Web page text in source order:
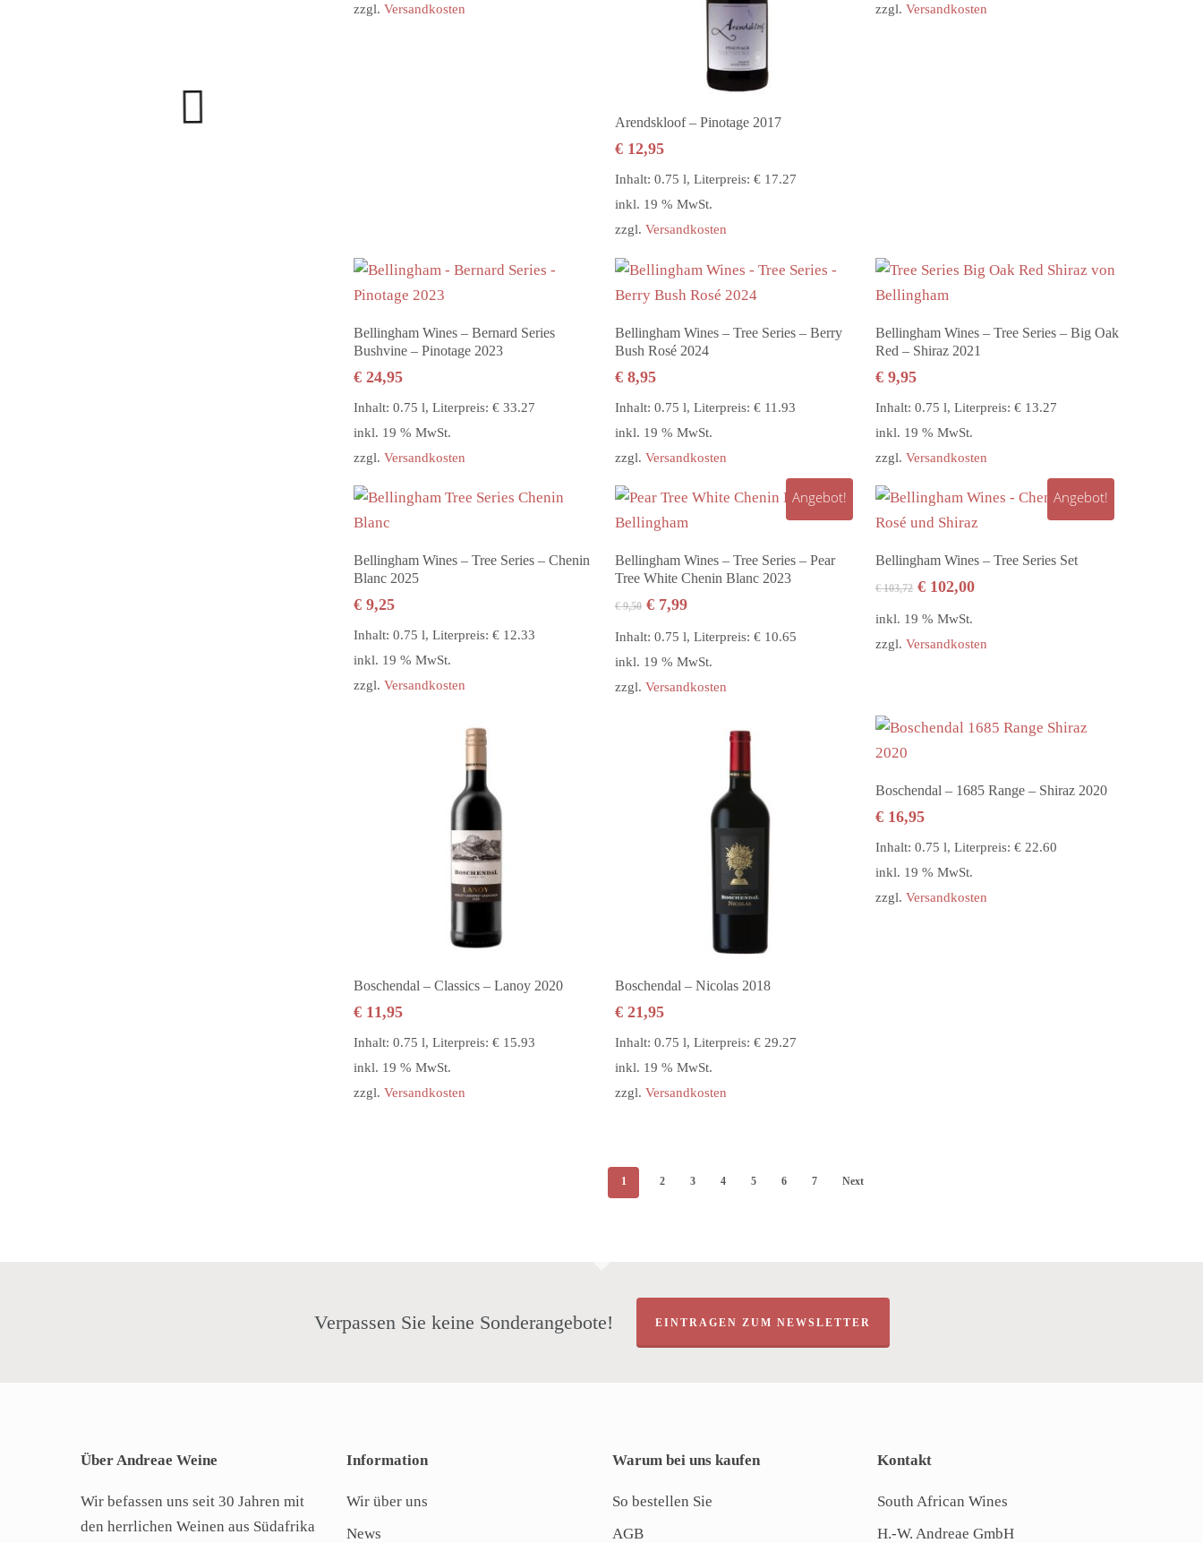
zzgl.Versandkosten
In den Warenkorb
Arendskloof – Pinotage 2017
€12,95
Inhalt: 0.75 l, Literpreis: € 17.27
inkl. 19 % MwSt.
zzgl. Versandkosten
zzgl.Versandkosten
In den Warenkorb
Bellingham Wines – Bernard Series
Bushvine – Pinotage 2023
€ 24,95
Inhalt: 0.75 l, Literpreis: € 33.27
inkl. 19 % MwSt.
zzgl.Versandkosten
In den Warenkorb
Bellingham Wines – Tree Series – Berry
Bush Rosé 2024
€8,95
Inhalt: 0.75 l, Literpreis: € 11.93
inkl. 19 % MwSt.
zzgl. Versandkosten
In den Warenkorb
Bellingham Wines – Tree Series – Big Oak
Red – Shiraz 2021
€ 9,95
Inhalt: 0.75 l, Literpreis: € 13.27
inkl. 19 % MwSt.
zzgl.Versandkosten
In den Warenkorb
Bellingham Wines – Tree Series – Chenin
Blanc 2025
€ 9,25
Inhalt: 0.75 l, Literpreis: € 12.33
inkl. 19 % MwSt.
zzgl.Versandkosten
Angebot!
In den Warenkorb
Bellingham Wines – Tree Series – Pear
Tree White Chenin Blanc 2023
€9,50 Ursprünglicher
war:
€ 9,50
€7,99Aktueller
ist:
€ 7,99.
Inhalt: 0.75 l, Literpreis: € 10.65
inkl. 19 % MwSt.
zzgl. Versandkosten
Angebot!
In den Warenkorb
Bellingham Wines – Tree Series Set
€103,72 Ursprünglicher
war:
€ 103,72
€ 102,00Aktueller
€ 102,00.
inkl. 19 % MwSt.
zzgl.Versandkosten
In den Warenkorb
Boschendal – Classics – Lanoy 2020
€ 11,95
Inhalt: 0.75 l, Literpreis: € 15.93
inkl. 19 % MwSt.
zzgl.Versandkosten
In den Warenkorb
Boschendal – Nicolas 2018
€21,95
Inhalt: 0.75 l, Literpreis: € 29.27
inkl. 19 % MwSt.
zzgl. Versandkosten
In den Warenkorb
Boschendal – 1685 Range – Shiraz 2020
€ 16,95
Inhalt: 0.75 l, Literpreis: € 22.60
inkl. 19 % MwSt.
zzgl.Versandkosten
1 2 3 4 5 6 7 Next
Verpassen Sie keine Sonderangebote! EINTRAGEN ZUM NEWSLETTER
Über Andreae Weine
Wir befassen uns seit 30 Jahren mit
den herrlichen Weinen aus Südafrika
Information
Wir über uns
News
Warum bei uns kaufen
So bestellen Sie
AGB
Kontakt
South African Wines
H.-W. Andreae GmbH